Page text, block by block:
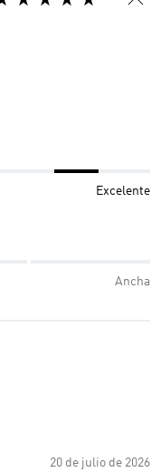
Excelente
Ancha
20 de julio de 2026